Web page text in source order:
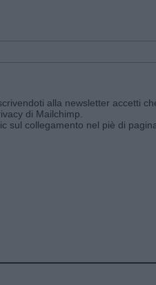
alla newsletter accetti
di Mailchimp
sul collegamento nel piè di